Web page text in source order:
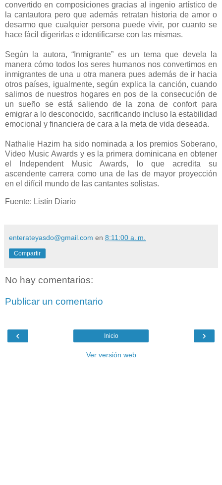
convertido en composiciones gracias al ingenio artístico de
la cantautora pero que además retratan historia de amor o
desarmo que cualquier persona puede vivir, por cuanto se
hace fácil digerirlas e identificarse con las mismas.
Según la autora, “Inmigrante” es un tema que devela la
manera cómo todos los seres humanos nos convertimos en
inmigrantes de una u otra manera pues además de ir hacia
otros países, igualmente, según explica la canción, cuando
salimos de nuestros hogares en pos de la consecución de
un sueño se está saliendo de la zona de confort para
emigrar a lo desconocido, sacrificando incluso la estabilidad
emocional y financiera de cara a la meta de vida deseada.
Nathalie Hazim ha sido nominada a los premios Soberano,
Video Music Awards y es la primera dominicana en obtener
el Independent Music Awards, lo que acredita su
ascendente carrera como una de las de mayor proyección
en el difícil mundo de las cantantes solistas.
Fuente: Listín Diario
enterateyasdo@gmail.com en 8:11:00 a. m.
Compartir
No hay comentarios:
Publicar un comentario
‹ ›
Inicio
Ver versión web